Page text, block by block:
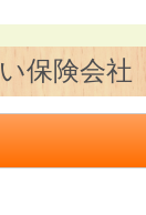
保険会社